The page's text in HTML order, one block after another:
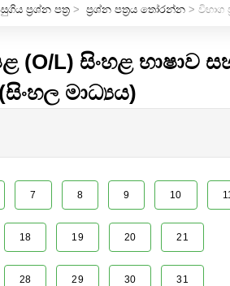
ප්‍රශ්න පත්‍ර > ප්‍රශ්න පත්‍රය තෝරන්න > විභාග
(O/L) සිංහළ භාෂාව
මාධ්‍යය)
7 8 9 10
18 19 20 21
28 29 30 31